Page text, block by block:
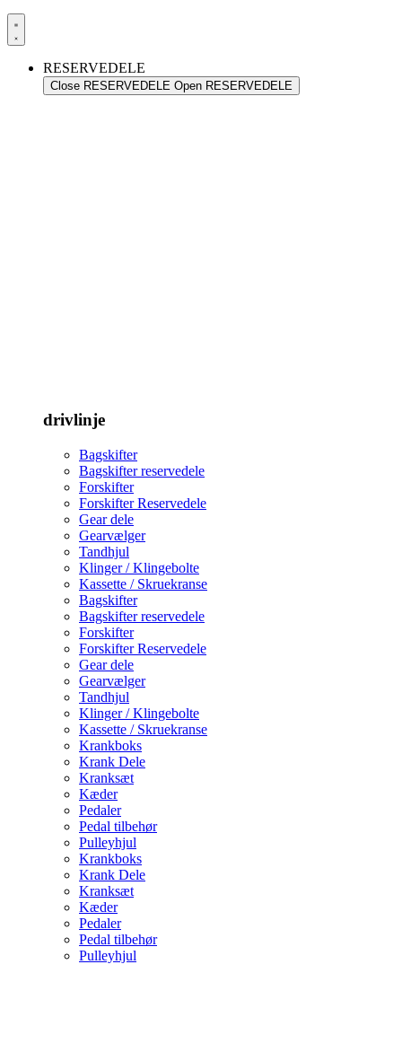
RESERVEDELE
Close RESERVEDELE Open RESERVEDELE
drivlinje
Bagskifter
Bagskifter reservedele
Forskifter
Forskifter Reservedele
Gear dele
Gearvælger
Tandhjul
Klinger / Klingebolte
Kassette / Skruekranse
Bagskifter
Bagskifter reservedele
Forskifter
Forskifter Reservedele
Gear dele
Gearvælger
Tandhjul
Klinger / Klingebolte
Kassette / Skruekranse
Krankboks
Krank Dele
Kranksæt
Kæder
Pedaler
Pedal tilbehør
Pulleyhjul
Krankboks
Krank Dele
Kranksæt
Kæder
Pedaler
Pedal tilbehør
Pulleyhjul